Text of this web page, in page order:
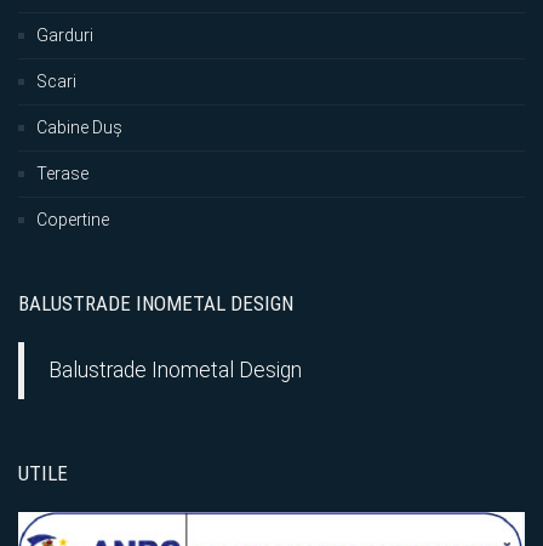
Garduri
Scari
Cabine Duș
Terase
Copertine
BALUSTRADE INOMETAL DESIGN
Balustrade Inometal Design
UTILE